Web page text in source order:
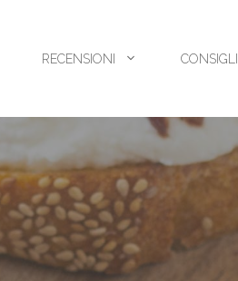
RECENSIONI CONSIGLI